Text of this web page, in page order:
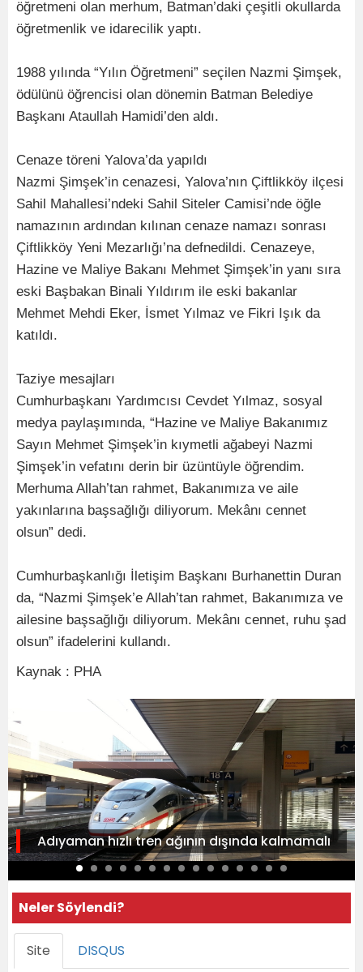
öğretmeni olan merhum, Batman’daki çeşitli okullarda
öğretmenlik ve idarecilik yaptı.
1988 yılında “Yılın Öğretmeni” seçilen Nazmi Şimşek,
ödülünü öğrencisi olan dönemin Batman Belediye
Başkanı Ataullah Hamidi’den aldı.
Cenaze töreni Yalova’da yapıldı
Nazmi Şimşek’in cenazesi, Yalova’nın Çiftlikköy ilçesi
Sahil Mahallesi’ndeki Sahil Siteler Camisi’nde öğle
namazının ardından kılınan cenaze namazı sonrası
Çiftlikköy Yeni Mezarlığı’na defnedildi. Cenazeye,
Hazine ve Maliye Bakanı Mehmet Şimşek’in yanı sıra
eski Başbakan Binali Yıldırım ile eski bakanlar
Mehmet Mehdi Eker, İsmet Yılmaz ve Fikri Işık da
katıldı.
Taziye mesajları
Cumhurbaşkanı Yardımcısı Cevdet Yılmaz, sosyal
medya paylaşımında, “Hazine ve Maliye Bakanımız
Sayın Mehmet Şimşek’in kıymetli ağabeyi Nazmi
Şimşek’in vefatını derin bir üzüntüyle öğrendim.
Merhuma Allah’tan rahmet, Bakanımıza ve aile
yakınlarına başsağlığı diliyorum. Mekânı cennet
olsun” dedi.
Cumhurbaşkanlığı İletişim Başkanı Burhanettin Duran
da, “Nazmi Şimşek’e Allah’tan rahmet, Bakanımıza ve
ailesine başsağlığı diliyorum. Mekânı cennet, ruhu şad
olsun” ifadelerini kullandı.
Kaynak : PHA
Adıyaman hızlı tren ağının dışında kalmamalı
Neler Söylendi?
Site DISQUS